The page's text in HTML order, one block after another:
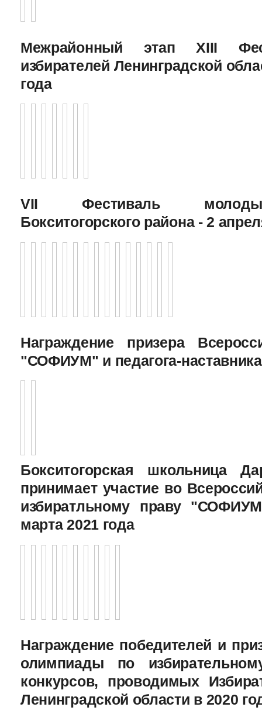
Межрайонный этап XIII
избирателей Ленинградской
года
VII Фестиваль
Бокситогорского района - 2
Награждение призера
"СОФИУМ" и педагога-наставника
Бокситогорская школьница
принимает участие во
избиратльному праву
марта 2021 года
Награждение победителей и
олимпиады по
конкурсов, проводимых
Ленинградской области в 2020